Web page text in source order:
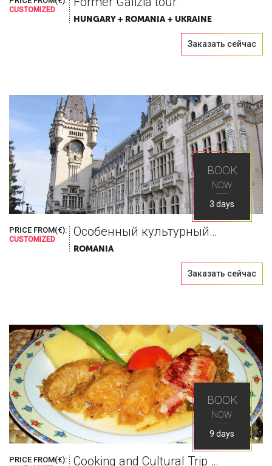
CUSTOMIZED
HUNGARY + ROMANIA + UKRAINE
Заказать сейчас
BOOK
NOW
3 days
PRICE FROM(€):
CUSTOMIZED
Особенный культурный уик-энд, благословленный вином
ROMANIA
Заказать сейчас
BOOK
NOW
9 days
PRICE FROM(€): Cooking and Cultural Trip to Romania